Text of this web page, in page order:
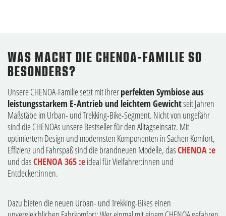
WAS MACHT DIE CHENOA-FAMILIE SO
BESONDERS?
Unsere CHENOA-Familie setzt mit ihrerperfekten Symbiose aus
leistungsstarkem E-Antrieb und leichtem Gewichtseit Jahren
Maßstäbe im Urban- und Trekking-Bike-Segment. Nicht von ungefähr
sind die CHENOAs unsere Bestseller für den Alltagseinsatz. Mit
optimiertem Design und modernsten Komponenten in Sachen Komfort,
Effizienz und Fahrspaß sind die brandneuen Modelle, dasCHENOA :e
und dasCHENOA 365 :eideal für Vielfahrer:innen und
Entdecker:innen.
Dazu bieten die neuen Urban- und Trekking-Bikes einen